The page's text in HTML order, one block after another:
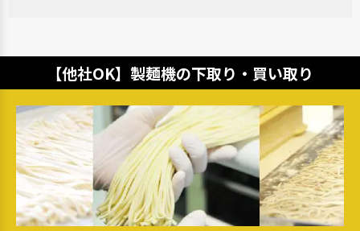
【他社OK】 製麺機の下取り・買い取り